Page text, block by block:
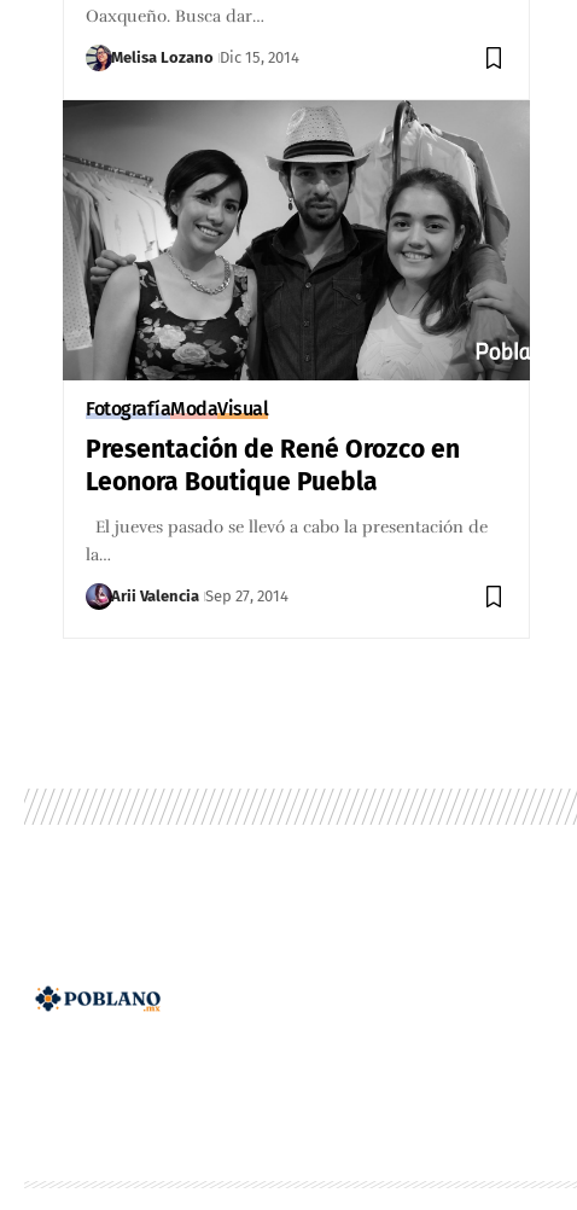
Oaxqueño. Busca dar…
Melisa Lozano Dic 15, 2014
FotografíaModaVisual
Presentación de René Orozco en
Leonora Boutique Puebla
El jueves pasado se llevó a cabo la presentación de
la…
Arii Valencia Sep 27, 2014